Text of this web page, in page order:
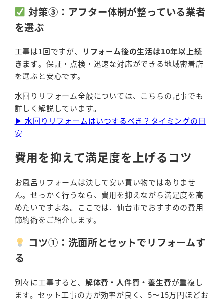
対策③：アフター体制が整っている業者
を選ぶ
工事は1回ですが、
リフォーム後の生活は10年以上続
きます。保証・点検・迅速な対応ができる地域密着店
を選ぶと安心です。
水回りリフォーム全般については、こちらの記事でも
詳しく解説しています。
▶ 水回りリフォームはいつするべき？タイミングの目
安
費用を抑えて満足度を上げるコツ
お風呂リフォームは決して安い買い物ではありませ
ん。せっかく行うなら、費用を抑えながら満足度を高
めたいですよね。ここでは、仙台市でおすすめの費用
節約術をご紹介します。
コツ①：洗面所とセットでリフォームす
る
別々に工事すると、 解体費・人件費・養生費が重複し
ます。セット工事の方が効率が良く、5〜15万円ほどお